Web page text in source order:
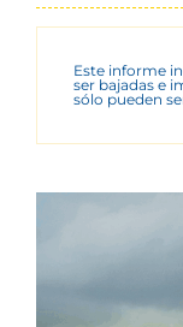
Este informe
ser bajadas e
sólo pueden